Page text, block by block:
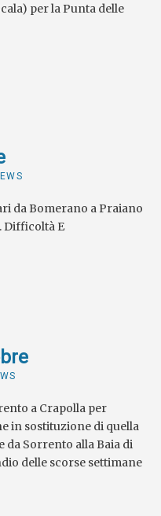
per la Punta delle
da Bomerano a Praiano
Difficoltà E
a Crapolla per
in sostituzione di quella
da Sorrento alla Baia di
delle scorse settimane